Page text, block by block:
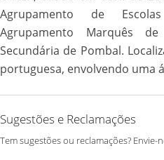
Agrupamento de
Agrupamento Marquês
Secundária de Pombal.
portuguesa, envolvendo uma
Sugestões e Reclamações
Tem sugestões ou reclamações? Envie-